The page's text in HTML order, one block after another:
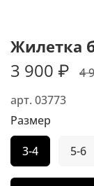
арт. 03773
Жилетка
3 900 ₽ 4
Размер
3-4
5-6